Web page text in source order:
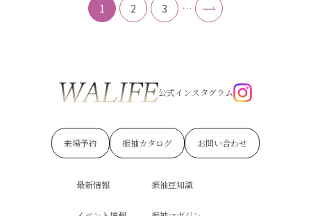
1 2 3 …
公式インスタグラム
来場予約 振袖カタログ お問い合わせ
最新情報 振袖豆知識